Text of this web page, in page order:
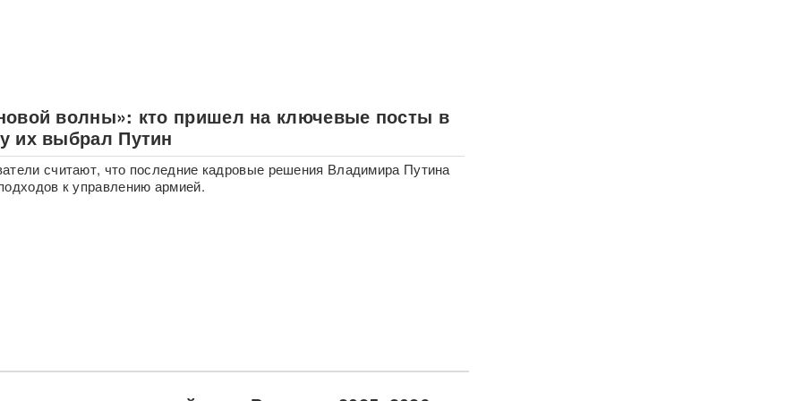
волны»: кто пришел на ключевые посты в
их выбрал Путин
считают, что последние кадровые решения Владимира Путина
к управлению армией.